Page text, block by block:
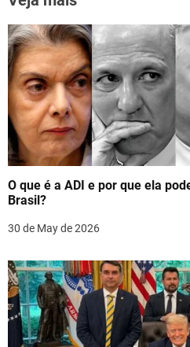
a
v
i
g
a
t
i
o
n
O que é a ADI e por que ela
Brasil?
30 de May de 2026